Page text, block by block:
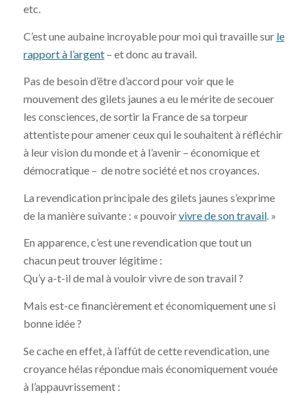
etc.
C’est une aubaine incroyable pour moi qui travaille sur le
rapport à l’argent– et donc au travail.
Pas de besoin d’être d’accord pour voir que le
mouvement des gilets jaunes a eu le mérite de secouer
les consciences, de sortir la France de sa torpeur
attentiste pour amener ceux qui le souhaitent à réfléchir
à leur vision du monde et à l’avenir – économique et
démocratique – de notre société et nos croyances.
La revendication principale des gilets jaunes s’exprime
de la manière suivante : « pouvoirvivre de son travail. »
En apparence, c’est une revendication que tout un
chacun peut trouver légitime :
Qu’y a-t-il de mal à vouloir vivre de son travail ?
Mais est-ce financièrement et économiquement une si
bonne idée ?
Se cache en effet, à l’affût de cette revendication, une
croyance hélas répondue mais économiquement vouée
à l’appauvrissement :